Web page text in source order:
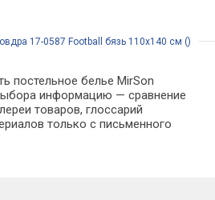
17-0587 Football бязь 110х140 см ()
постельное белье MirSon
информацию — сравнение
товаров, глоссарий
только с письменного